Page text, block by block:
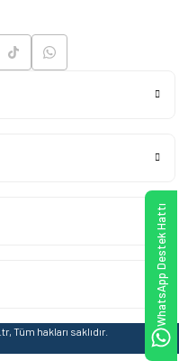
hakları saklıdır.
WhatsApp Destek Hattı